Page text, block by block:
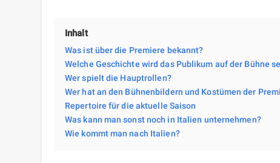
Inhalt
Was ist über die Premiere bekannt?
Welche Geschichte wird das Publikum auf der Bühne
Wer spielt die Hauptrollen?
Wer hat an den Bühnenbildern und Kostümen der
Repertoire für die aktuelle Saison
Was kann man sonst noch in Italien unternehmen?
Wie kommt man nach Italien?